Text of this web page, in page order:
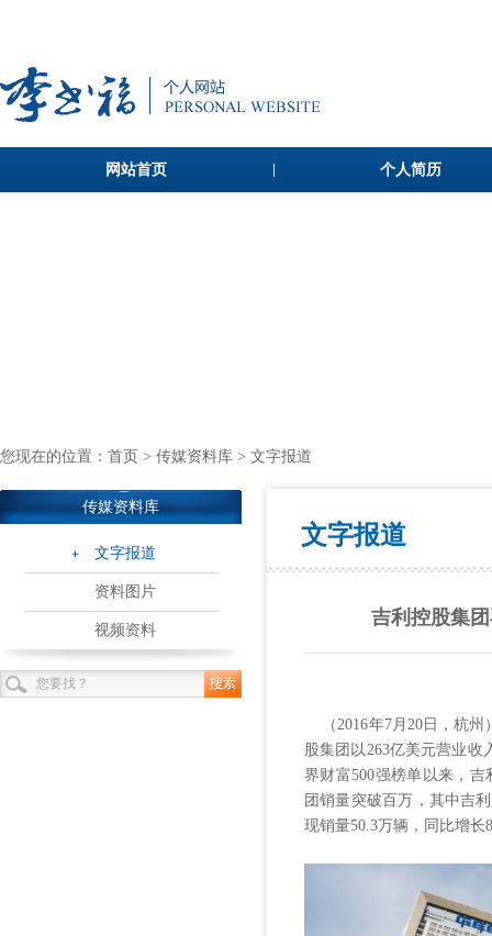
网站首页 个人简历
您现在的位置： 首页 > 传媒资料库 > 文字报道
传媒资料库
文字报道
资料图片
视频资料
文字报道
吉利控股集
（2016年7月20日，杭州
股集团以263亿美元营业收
界财富500强榜单以来，
团销量突破百万，其中吉
现销量50.3万辆，同比增长